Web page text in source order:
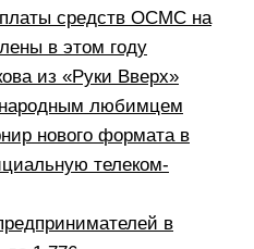
средств ОСМС на
в этом году
из «Руки Вверх»
народным любимцем
нового формата в
телеком-
в